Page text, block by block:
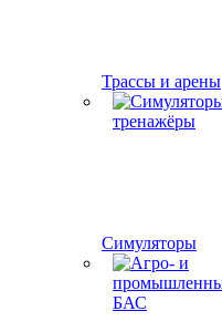
Трассы и арены
Симуляторы